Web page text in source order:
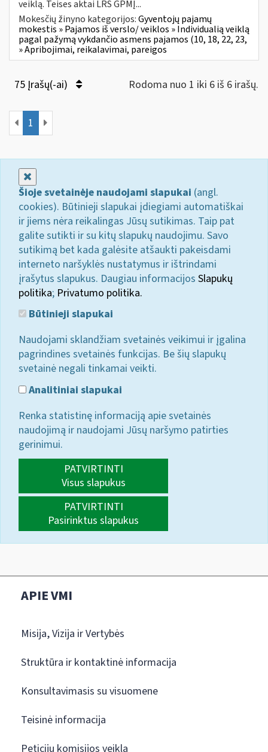
veiklą. Teises aktai LRS GPMĮ...
Mokesčių žinyno kategorijos:Gyventojų pajamų
mokestis » Pajamos iš verslo/ veiklos » Individualią veiklą
pagal pažymą vykdančio asmens pajamos (10, 18, 22, 23,
» Apribojimai, reikalavimai, pareigos
75 Įrašų(-ai) Rodoma nuo 1 iki 6 iš 6 irašų.
1
Šioje svetainėje naudojami slapukai (angl.
cookies). Būtinieji slapukai įdiegiami automatiškai
ir jiems nėra reikalingas Jūsų sutikimas. Taip pat
galite sutikti ir su kitų slapukų naudojimu. Savo
sutikimą bet kada galėsite atšaukti pakeisdami
interneto naršyklės nustatymus ir ištrindami
įrašytus slapukus. Daugiau informacijos Slapukų
politika; Privatumo politika.
Būtinieji slapukai
Naudojami sklandžiam svetainės veikimui ir įgalina
pagrindines svetainės funkcijas. Be šių slapukų
svetainė negali tinkamai veikti.
Analitiniai slapukai
Renka statistinę informaciją apie svetainės
naudojimą ir naudojami Jūsų naršymo patirties
gerinimui.
PATVIRTINTI
Visus slapukus
PATVIRTINTI
Pasirinktus slapukus
APIE VMI
Misija, Vizija ir Vertybės
Struktūra ir kontaktinė informacija
Konsultavimasis su visuomene
Teisinė informacija
Peticijų komisijos veikla